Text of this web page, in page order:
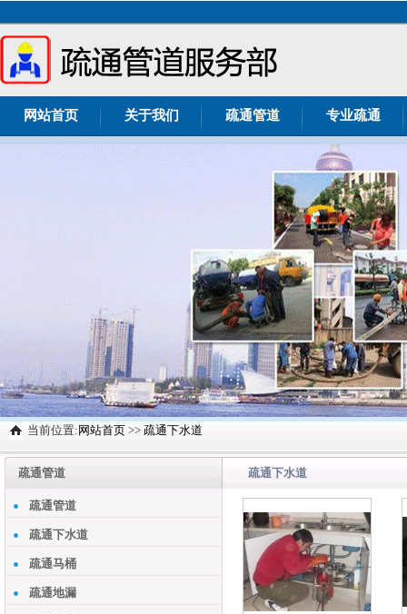
网站首页 关于我们 疏通管道 专业疏通
当前位置: 网站首页 >> 疏通下水道
疏通管道
疏通管道
疏通下水道
疏通马桶
疏通地漏
疏通下水道